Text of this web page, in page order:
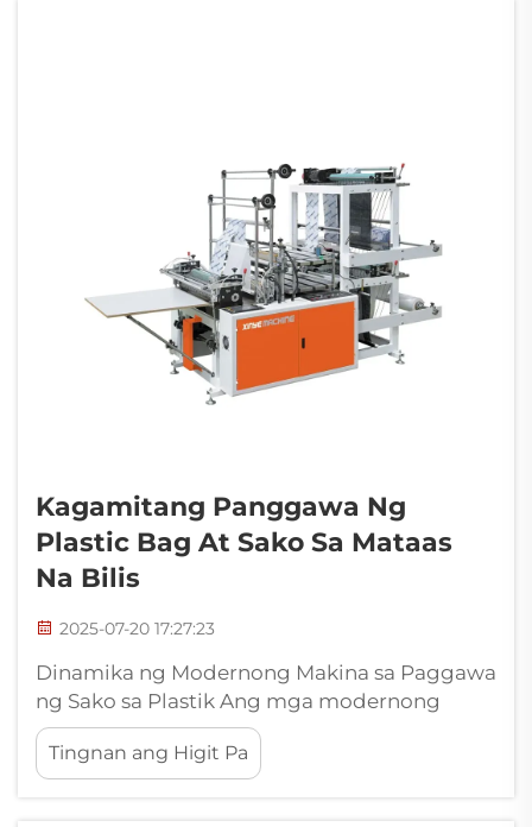
Kagamitang Panggawa Ng
Plastic Bag At Sako Sa Mataas
Na Bilis
2025-07-20 17:27:23
Dinamika ng Modernong Makina sa Paggawa
ng Sako sa Plastik Ang mga modernong
makina sa paggawa ng sako sa plastik ay
nagtataglay ng pinakabagong teknolohiya
upang tugunan ang patuloy na pagbabago
Tingnan ang Higit Pa